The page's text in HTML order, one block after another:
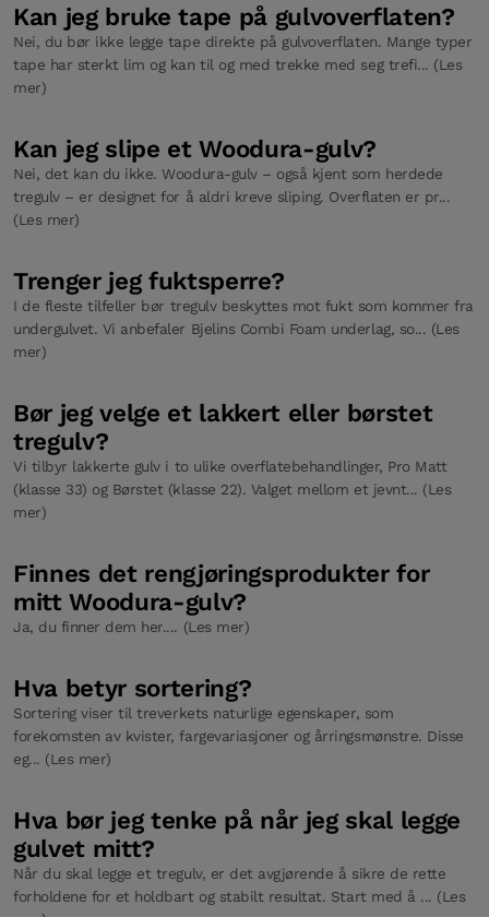
Kan jeg bruke tape på gulvoverflaten?
Nei, du bør ikke legge tape direkte på gulvoverflaten. Mange typer
tape har sterkt lim og kan til og med trekke med seg trefi... (Les
mer)
Kan jeg slipe et Woodura-gulv?
Nei, det kan du ikke. Woodura-gulv – også kjent som herdede
tregulv – er designet for å aldri kreve sliping. Overflaten er pr...
(Les mer)
Trenger jeg fuktsperre?
I de fleste tilfeller bør tregulv beskyttes mot fukt som kommer fra
undergulvet. Vi anbefaler Bjelins Combi Foam underlag, so... (Les
mer)
Bør jeg velge et lakkert eller børstet
tregulv?
Vi tilbyr lakkerte gulv i to ulike overflatebehandlinger, Pro Matt
(klasse 33) og Børstet (klasse 22). Valget mellom et jevnt... (Les
mer)
Finnes det rengjøringsprodukter for
mitt Woodura-gulv?
Ja, du finner dem her.... (Les mer)
Hva betyr sortering?
Sortering viser til treverkets naturlige egenskaper, som
forekomsten av kvister, fargevariasjoner og årringsmønstre. Disse
eg... (Les mer)
Hva bør jeg tenke på når jeg skal legge
gulvet mitt?
Når du skal legge et tregulv, er det avgjørende å sikre de rette
forholdene for et holdbart og stabilt resultat. Start med å ... (Les